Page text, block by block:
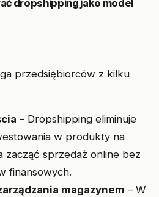
dropshipping jako model
przedsiębiorców z kilku
– Dropshipping eliminuje
w produkty na
zacząć sprzedaż online bez
finansowych.
magazynem – W